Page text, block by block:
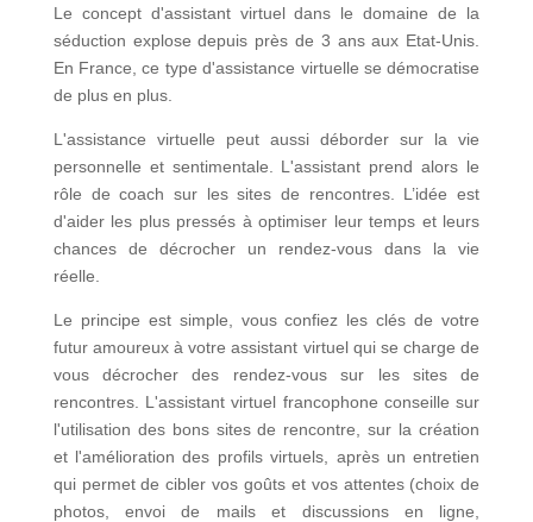
Le concept d'assistant virtuel dans le domaine de la
séduction explose depuis près de 3 ans aux Etat-Unis.
En France, ce type d'assistance virtuelle se démocratise
de plus en plus.
L'assistance virtuelle peut aussi déborder sur la vie
personnelle et sentimentale. L'assistant prend alors le
rôle de coach sur les sites de rencontres. L’idée est
d'aider les plus pressés à optimiser leur temps et leurs
chances de décrocher un rendez-vous dans la vie
réelle.
Le principe est simple, vous confiez les clés de votre
futur amoureux à votre assistant virtuel qui se charge de
vous décrocher des rendez-vous sur les sites de
rencontres. L'assistant virtuel francophone conseille sur
l'utilisation des bons sites de rencontre, sur la création
et l'amélioration des profils virtuels, après un entretien
qui permet de cibler vos goûts et vos attentes (choix de
photos, envoi de mails et discussions en ligne,